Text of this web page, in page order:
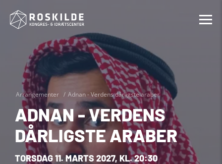
Arrangementer Adnan - Verdens dårligste araber
ADNAN - VERDENS
DÅRLIGSTE ARABER
TORSDAG 11. MARTS 2027, KL. 20:30